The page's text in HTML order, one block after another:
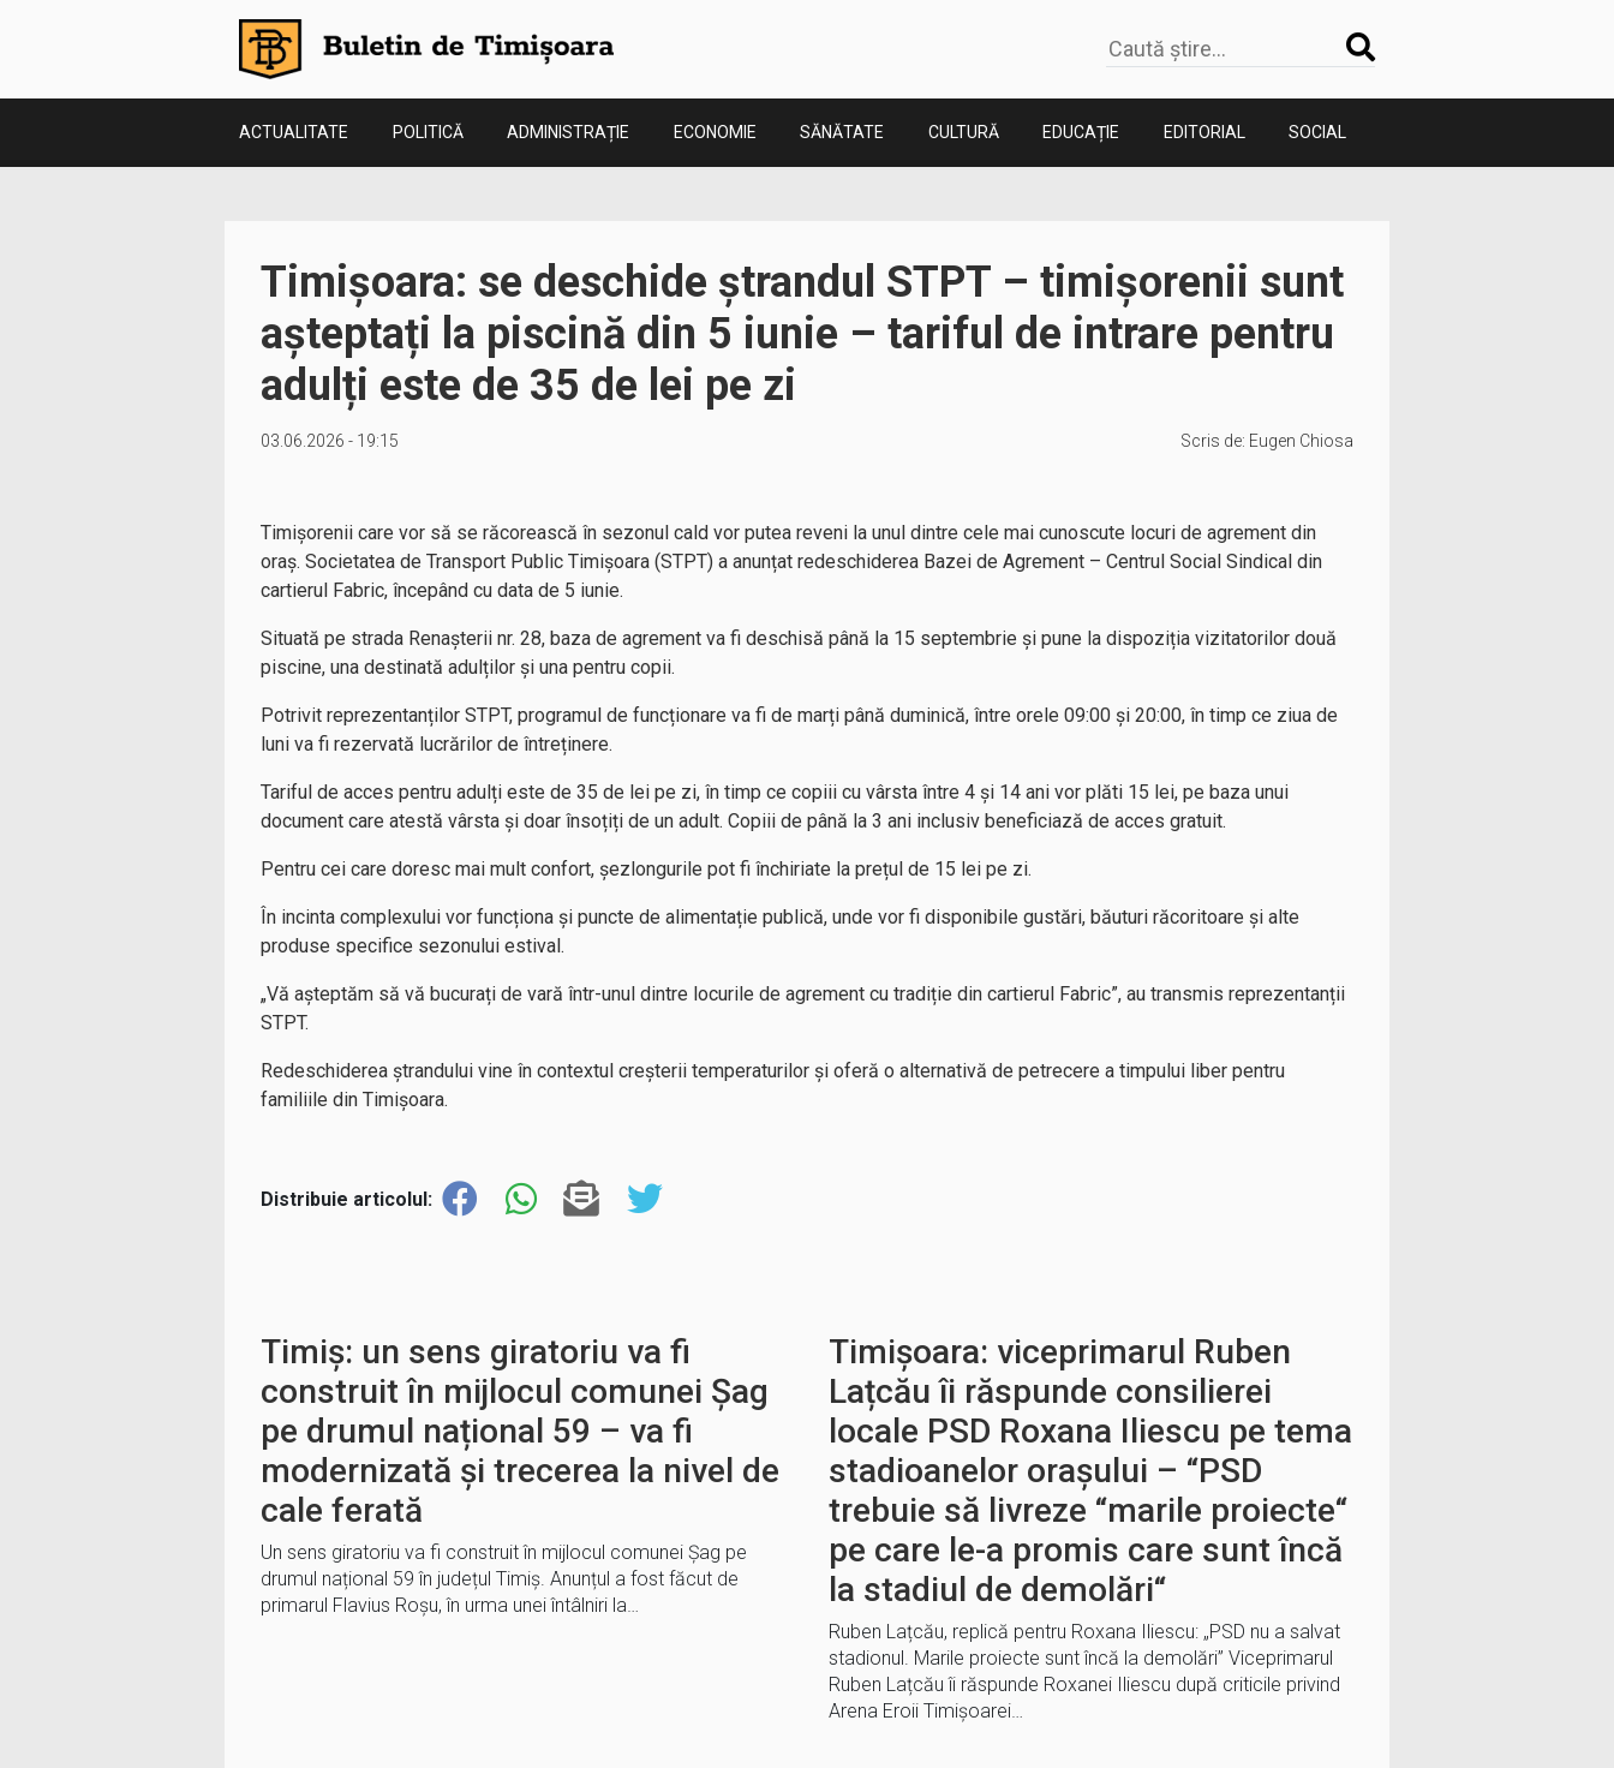
ACTUALITATE POLITICĂ ADMINISTRAȚIE ECONOMIE SĂNĂTATE CULTURĂ EDUCAȚIE EDITORIAL SOCIAL
Timișoara: se deschide ștrandul STPT – timișorenii sunt
așteptați la piscină din 5 iunie – tariful de intrare pentru
adulți este de 35 de lei pe zi
03.06.2026 - 19:15 Scris de: Eugen Chiosa
Timișorenii care vor să se răcorească în sezonul cald vor putea reveni la unul dintre cele mai cunoscute locuri de agrement din
oraș. Societatea de Transport Public Timișoara (STPT) a anunțat redeschiderea Bazei de Agrement – Centrul Social Sindical din
cartierul Fabric, începând cu data de 5 iunie.
Situată pe strada Renașterii nr. 28, baza de agrement va fi deschisă până la 15 septembrie și pune la dispoziția vizitatorilor două
piscine, una destinată adulților și una pentru copii.
Potrivit reprezentanților STPT, programul de funcționare va fi de marți până duminică, între orele 09:00 și 20:00, în timp ce ziua de
luni va fi rezervată lucrărilor de întreținere.
Tariful de acces pentru adulți este de 35 de lei pe zi, în timp ce copiii cu vârsta între 4 și 14 ani vor plăti 15 lei, pe baza unui
document care atestă vârsta și doar însoțiți de un adult. Copiii de până la 3 ani inclusiv beneficiază de acces gratuit.
Pentru cei care doresc mai mult confort, șezlongurile pot fi închiriate la prețul de 15 lei pe zi.
În incinta complexului vor funcționa și puncte de alimentație publică, unde vor fi disponibile gustări, băuturi răcoritoare și alte
produse specifice sezonului estival.
„Vă așteptăm să vă bucurați de vară într-unul dintre locurile de agrement cu tradiție din cartierul Fabric”, au transmis reprezentanții
STPT.
Redeschiderea ștrandului vine în contextul creșterii temperaturilor și oferă o alternativă de petrecere a timpului liber pentru
familiile din Timișoara.
Distribuie articolul:
Timiș: un sens giratoriu va fi
construit în mijlocul comunei Șag
pe drumul național 59 – va fi
modernizată și trecerea la nivel de
cale ferată
Un sens giratoriu va fi construit în mijlocul comunei Șag pe
drumul național 59 în județul Timiș. Anunțul a fost făcut de
primarul Flavius Roșu, în urma unei întâlniri la…
Timișoara: viceprimarul Ruben
Lațcău îi răspunde consilierei
locale PSD Roxana Iliescu pe tema
stadioanelor orașului – “PSD
trebuie să livreze “marile proiecte“
pe care le-a promis care sunt încă
la stadiul de demolări“
Ruben Lațcău, replică pentru Roxana Iliescu: „PSD nu a salvat
stadionul. Marile proiecte sunt încă la demolări” Viceprimarul
Ruben Lațcău îi răspunde Roxanei Iliescu după criticile privind
Arena Eroii Timișoarei…